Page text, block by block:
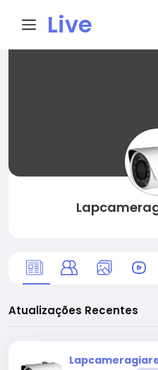
Live
Atualizações Recentes